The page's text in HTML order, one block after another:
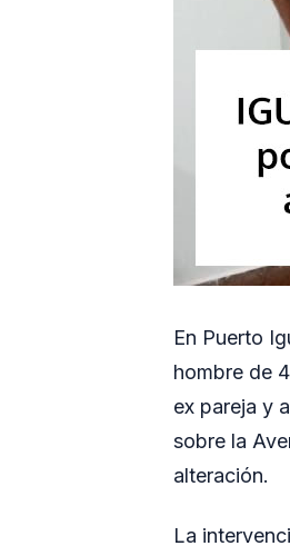
En Puerto
hombre de
ex pareja y
sobre la
alteración.
La